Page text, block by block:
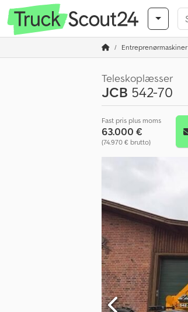
Entreprenørmaskiner
Teleskoplæsser
JCB 542-70
Fast pris plus moms
63.000 €
(74.970 € brutto)